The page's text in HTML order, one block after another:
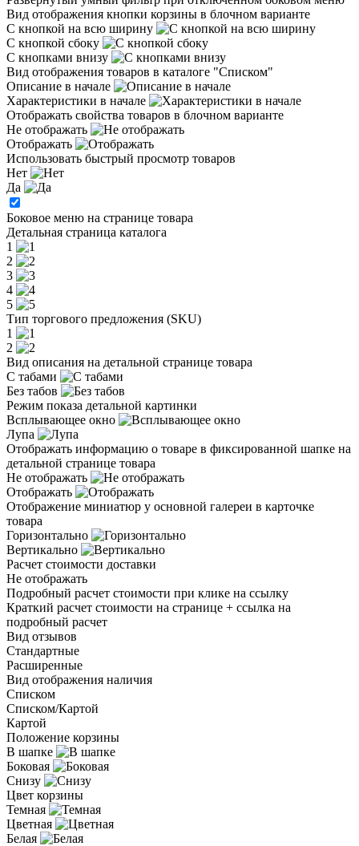
Вид отображения кнопки корзины в блочном варианте
С кнопкой на всю ширину
С кнопкой сбоку
С кнопками внизу
Вид отображения товаров в каталоге "Списком"
Описание в начале
Характеристики в начале
Отображать свойства товаров в блочном варианте
Не отображать
Отображать
Использовать быстрый просмотр товаров
Нет
Да
Боковое меню на странице товара
Детальная страница каталога
1
2
3
4
5
Тип торгового предложения (SKU)
1
2
Вид описания на детальной странице товара
С табами
Без табов
Режим показа детальной картинки
Всплывающее окно
Лупа
Отображать информацию о товаре в фиксированной шапке на
детальной странице товара
Не отображать
Отображать
Отображение миниатюр у основной галереи в карточке
товара
Горизонтально
Вертикально
Расчет стоимости доставки
Не отображать
Подробный расчет стоимости при клике на ссылку
Краткий расчет стоимости на странице + ссылка на
подробный расчет
Вид отзывов
Стандартные
Расширенные
Вид отображения наличия
Списком
Списком/Картой
Картой
Положение корзины
В шапке
Боковая
Снизу
Цвет корзины
Темная
Цветная
Белая